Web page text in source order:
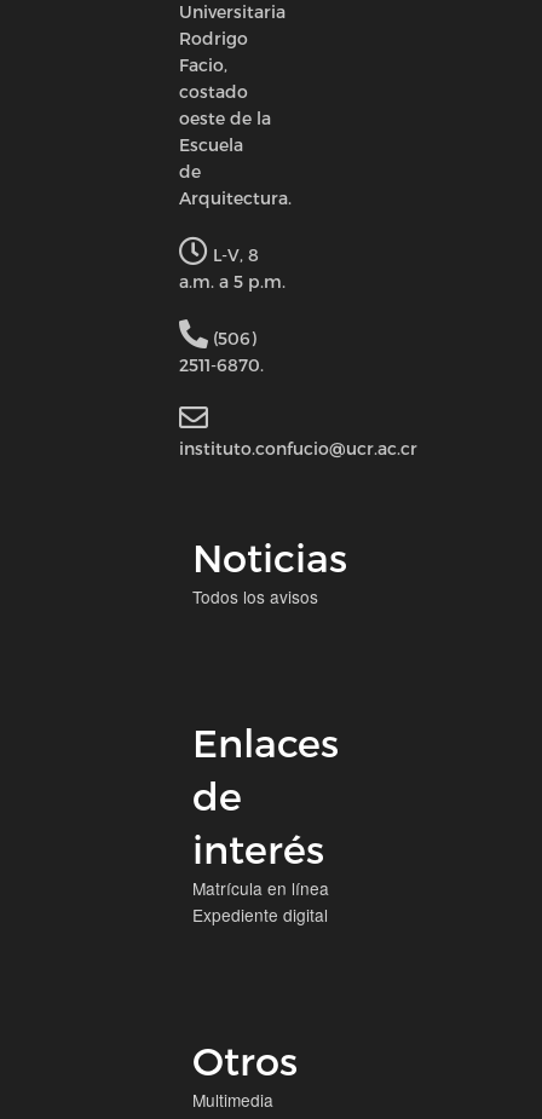
Universitaria
Rodrigo
Facio,
costado
oeste de la
Escuela
de
Arquitectura.
L-V, 8
a.m. a 5 p.m.
(506)
2511-6870.
instituto.confucio@ucr.ac.cr
Noticias
Todos los avisos
Enlaces
de
interés
Matrícula en línea
Expediente digital
Otros
Multimedia